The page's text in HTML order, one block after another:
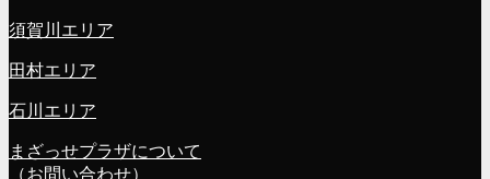
須賀川エリア
田村エリア
石川エリア
まざっせプラザについて
（お問い合わせ）